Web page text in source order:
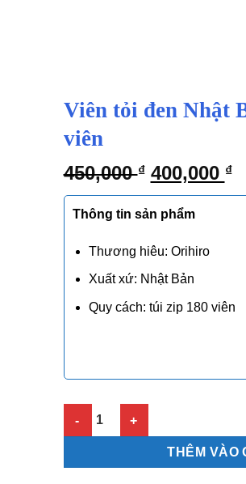
Viên tỏi đen Nhật
viên
450,000₫ Giá
gốc
là:
400,000 ₫
Thông tin sản phẩm
Thương hiêu: Orihiro
Xuất xứ: Nhật Bản
Quy cách: túi zip 180 viên
Viên tỏi đen Nhật Bản Orihiro
THÊM VÀO